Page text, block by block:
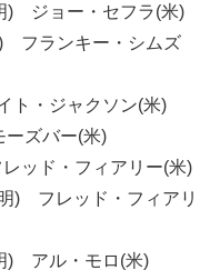
) ジョー・セフラ(米)
フランキー・シムズ
・ジャクソン(米)
ズバー(米)
ッド・フィアリー(米)
) フレッド・フィアリ
) アル・モロ(米)